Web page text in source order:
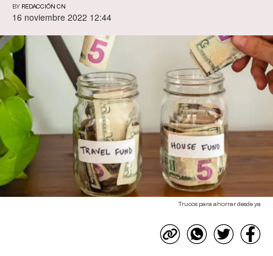
BY REDACCIÓN CN
16 noviembre 2022 12:44
Trucos para ahorrar desde ya